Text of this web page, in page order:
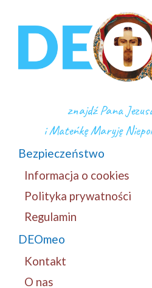
znajdź Pana
i Mateńkę Maryję
Bezpieczeństwo
Informacja o cookies
Polityka prywatności
Regulamin
DEOmeo
Kontakt
O nas